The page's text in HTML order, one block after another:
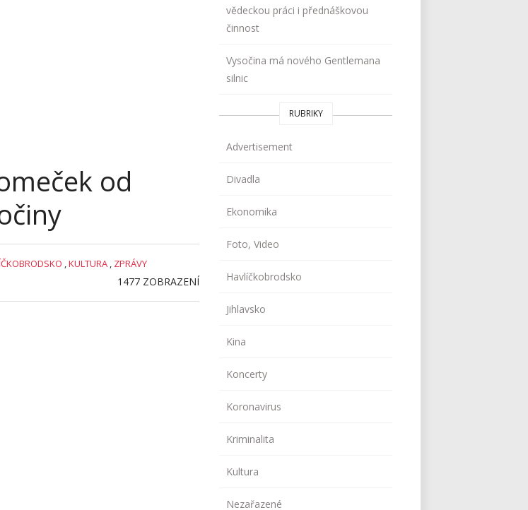
od
,KULTURA , ZPRÁVY
1477 ZOBRAZENÍ
vědeckou práci i přednáškovou
činnost
Vysočina má nového Gentlemana
silnic
RUBRIKY
Advertisement
Divadla
Ekonomika
Foto, Video
Havlíčkobrodsko
Jihlavsko
Kina
Koncerty
Koronavirus
Kriminalita
Kultura
Nezařazené